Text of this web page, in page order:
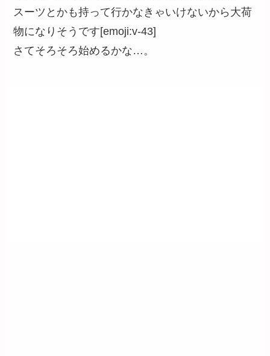
スーツとかも持って行かなきゃいけないから大荷
物になりそうです[emoji:v-43]
さてそろそろ始めるかな…。